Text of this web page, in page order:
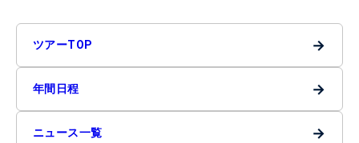
ツアーTOP →
年間日程 →
ニュース一覧 →